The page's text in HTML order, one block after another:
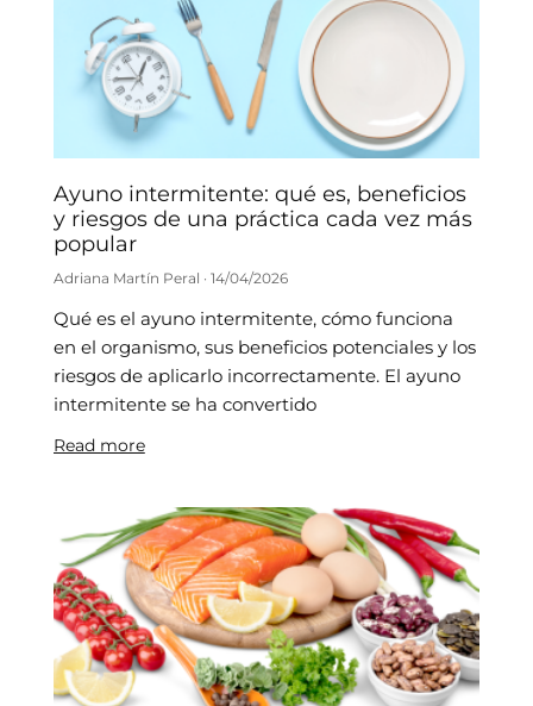
Ayuno intermitente: qué es, beneficios
y riesgos de una práctica cada vez más
popular
Adriana Martín Peral 14/04/2026
Qué es el ayuno intermitente, cómo funciona
en el organismo, sus beneficios potenciales y los
riesgos de aplicarlo incorrectamente. El ayuno
intermitente se ha convertido
Read more